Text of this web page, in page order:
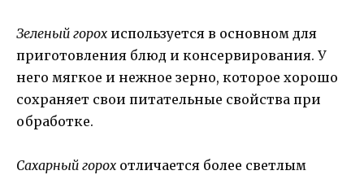
Зеленый горох используется в основном для
приготовления блюд и консервирования. У
него мягкое и нежное зерно, которое хорошо
сохраняет свои питательные свойства при
обработке.
Сахарный горох отличается более светлым